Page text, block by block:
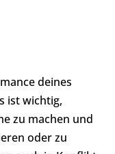
deines
ist wichtig,
zu machen und
oder zu